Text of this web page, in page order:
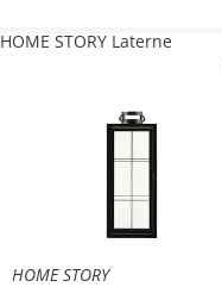
HOME STORY
HOME STORY Laterne